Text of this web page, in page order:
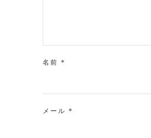
名前 *
メール *